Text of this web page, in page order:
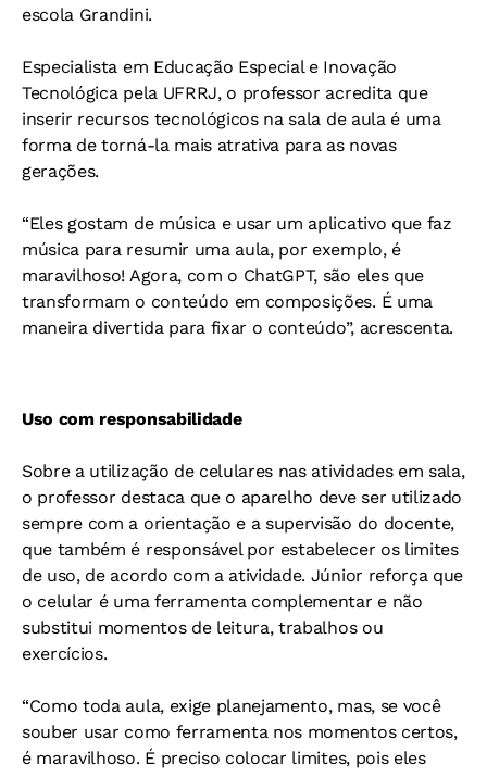
escola Grandini.
Especialista em Educação Especial e Inovação
Tecnológica pela UFRRJ, o professor acredita que
inserir recursos tecnológicos na sala de aula é uma
forma de torná-la mais atrativa para as novas
gerações.
“Eles gostam de música e usar um aplicativo que faz
música para resumir uma aula, por exemplo, é
maravilhoso! Agora, com o ChatGPT, são eles que
transformam o conteúdo em composições. É uma
maneira divertida para fixar o conteúdo”, acrescenta.
Uso com responsabilidade
Sobre a utilização de celulares nas atividades em sala,
o professor destaca que o aparelho deve ser utilizado
sempre com a orientação e a supervisão do docente,
que também é responsável por estabelecer os limites
de uso, de acordo com a atividade. Júnior reforça que
o celular é uma ferramenta complementar e não
substitui momentos de leitura, trabalhos ou
exercícios.
“Como toda aula, exige planejamento, mas, se você
souber usar como ferramenta nos momentos certos,
é maravilhoso. É preciso colocar limites, pois eles